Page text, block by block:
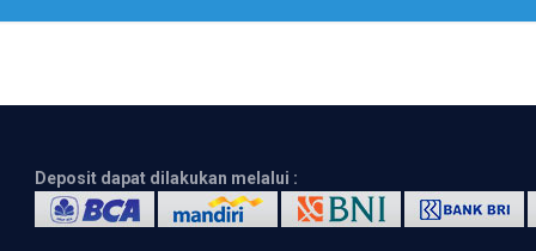
Deposit dapat dilakukan melalui :